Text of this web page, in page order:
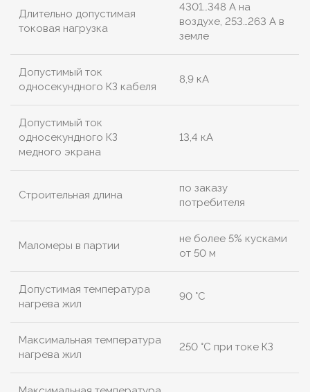
Длительно допустимая
токовая нагрузка
4301…348 А на
воздухе, 253…263 А в
земле
Допустимый ток
односекундного КЗ кабеля
8,9 кА
Допустимый ток
односекундного КЗ
медного экрана
13,4 кА
Строительная длина
по заказу
потребителя
Маломеры в партии
не более 5% кусками
от 50 м
Допустимая температура
нагрева жил
90 °C
Максимальная температура
нагрева жил
250 °C при токе КЗ